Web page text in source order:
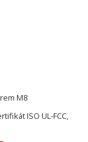
M8
ISO UL-FCC,